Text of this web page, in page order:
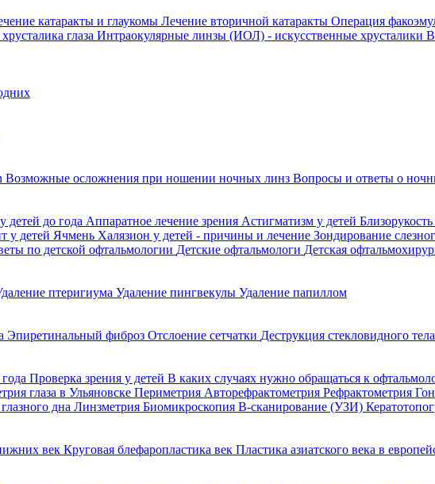
катаракты и глаукомы Лечение вторичной катаракты Операция
глаза Интраокулярные линзы (ИОЛ) - искусственные хрусталики
Возможные осложнения при ношении ночных линз Вопросы и ответы о
детей до года Аппаратное лечение зрения Астигматизм у детей
у детей Ячмень Халязион у детей - причины и лечение Зондирование
по детской офтальмологии Детские офтальмологи Детская
птеригиума Удаление пингвекулы Удаление папиллом
Эпиретинальный фиброз Отслоение сетчатки Деструкция стекловидного тела
Проверка зрения у детей В каких случаях нужно обращаться к
глаза в Ульяновске Периметрия Авторефрактометрия Рефрактометрия
дна Линзметрия Биомикроскопия В-сканирование (УЗИ)
век Круговая блефаропластика век Пластика азиатского века в